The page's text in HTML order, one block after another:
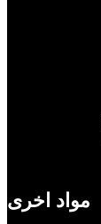
مواد اخرى